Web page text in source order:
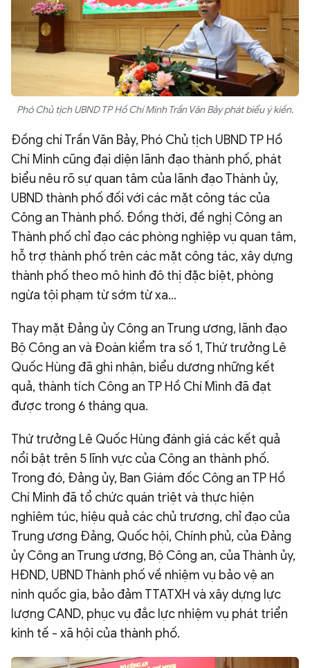
Phó Chủ tịch UBND TP Hồ Chí Minh Trần Văn Bảy phát biểu ý kiến.
Đồng chí Trần Văn Bảy, Phó Chủ tịch UBND TP Hồ
Chí Minh cũng đại diện lãnh đạo thành phố, phát
biểu nêu rõ sự quan tâm của lãnh đạo Thành ủy,
UBND thành phố đối với các mặt công tác của
Công an Thành phố. Đồng thời, đề nghị Công an
Thành phố chỉ đạo các phòng nghiệp vụ quan tâm,
hỗ trợ thành phố trên các mặt công tác, xây dựng
thành phố theo mô hình đô thị đặc biệt, phòng
ngừa tội phạm từ sớm từ xa…
Thay mặt Đảng ủy Công an Trung ương, lãnh đạo
Bộ Công an và Đoàn kiểm tra số 1, Thứ trưởng Lê
Quốc Hùng đã ghi nhận, biểu dương những kết
quả, thành tích Công an TP Hồ Chí Mình đã đạt
được trong 6 tháng qua.
Thứ trưởng Lê Quốc Hùng đánh giá các kết quả
nổi bật trên 5 lĩnh vực của Công an thành phố.
Trong đó, Đảng ủy, Ban Giám đốc Công an TP Hồ
Chí Minh đã tổ chức quán triệt và thực hiện
nghiêm túc, hiệu quả các chủ trương, chỉ đạo của
Trung ương Đảng, Quốc hội, Chính phủ, của Đảng
ủy Công an Trung ương, Bộ Công an, của Thành ủy,
HĐND, UBND Thành phố về nhiệm vụ bảo vệ an
ninh quốc gia, bảo đảm TTATXH và xây dựng lực
lượng CAND, phục vụ đắc lực nhiệm vụ phát triển
kinh tế - xã hội của thành phố.